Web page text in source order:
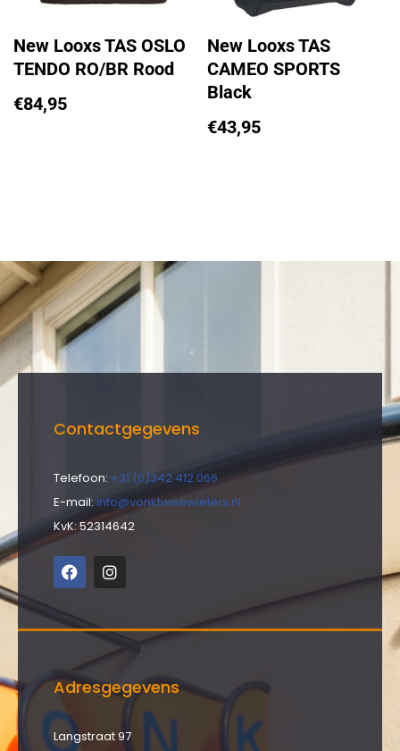
New Looxs TAS OSLO
TENDO RO/BR Rood
€84,95
New Looxs TAS
CAMEO SPORTS
Black
€43,95
Contactgegevens
Telefoon: +31 (0)342 412 066
E-mail: info@vonktweewielers.nl
KvK: 52314642
Adresgegevens
Langstraat 97